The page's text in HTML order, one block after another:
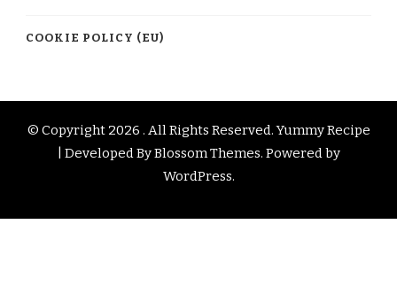
COOKIE POLICY (EU)
© Copyright 2026 . All Rights Reserved.Yummy Recipe
| Developed ByBlossom Themes. Powered by
WordPress.